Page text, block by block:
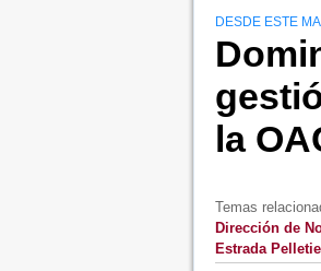
DESDE ESTE
la
Temas
Dirección de
Estrada